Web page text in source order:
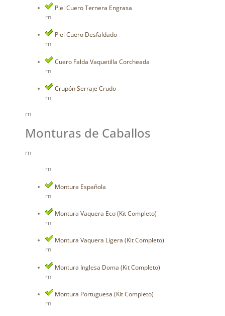
Piel Cuero Ternera Engrasa
rn
Piel Cuero Desfaldado
rn
Cuero Falda Vaquetilla Corcheada
rn
Crupón Serraje Crudo
rn
rn
Monturas de Caballos
rn
rn
Montura Española
rn
Montura Vaquera Eco (Kit Completo)
rn
Montura Vaquera Ligera (Kit Completo)
rn
Montura Inglesa Doma (Kit Completo)
rn
Montura Portuguesa (Kit Completo)
rn